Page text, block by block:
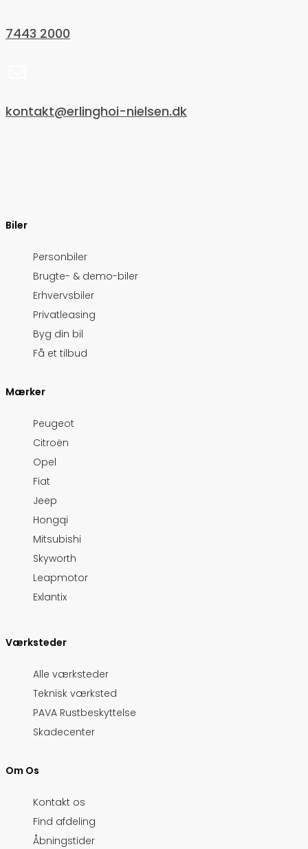
7443 2000
kontakt@erlinghoi-nielsen.dk
Biler
Personbiler
Brugte- & demo-biler
Erhvervsbiler
Privatleasing
Byg din bil
Få et tilbud
Mærker
Peugeot
Citroën
Opel
Fiat
Jeep
Hongqi
Mitsubishi
Skyworth
Leapmotor
Exlantix
Værksteder
Alle værksteder
Teknisk værksted
PAVA Rustbeskyttelse
Skadecenter
Om Os
Kontakt os
Find afdeling
Åbningstider